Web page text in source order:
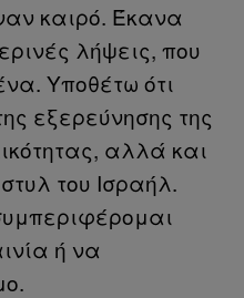
καιρό. Έκανα
λήψεις, που
Υποθέτω ότι
εξερεύνησης της
αλλά και
του Ισραήλ.
ή να